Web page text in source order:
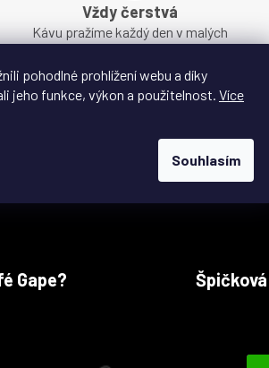
pohodlné prohlížení webu a díky
jeho funkce, výkon a použitelnost. Více
Souhlasím
Vždy čerstvá
Kávu pražíme každý den v malých
Gape?